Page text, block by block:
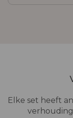
Elke set heeft